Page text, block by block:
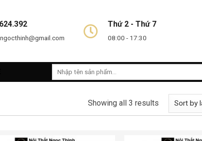
Thứ 2 - Thứ 7
08:00 - 17:30
Search
Showing all 3 results